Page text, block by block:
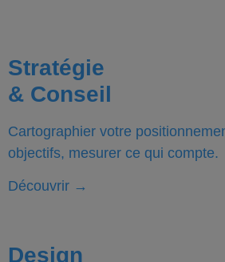
Stratégie
& Conseil
Cartographier votre
objectifs, mesurer ce qui compte.
Découvrir →
Design